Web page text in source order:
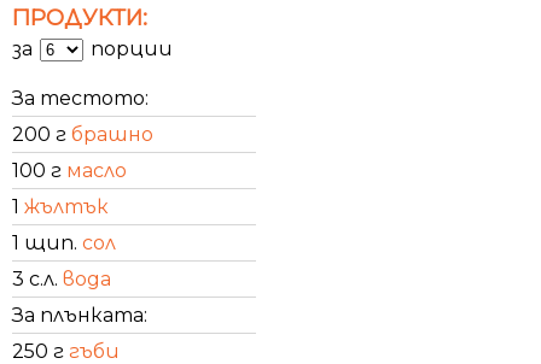
ПРОДУКТИ:
за порции
За тестото:
200 г брашно
100 г масло
1 жълтък
1 щип. сол
3 с.л. вода
За плънката:
250 г гъби